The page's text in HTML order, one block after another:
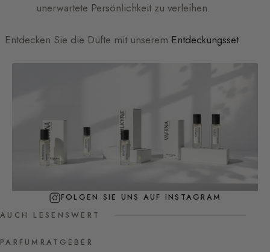
unerwartete Persönlichkeit zu verleihen.
Entdecken Sie die Düfte mit unserem Entdeckungsset.
FOLGEN SIE UNS AUF INSTAGRAM
AUCH LESENSWERT
PARFUMRATGEBER